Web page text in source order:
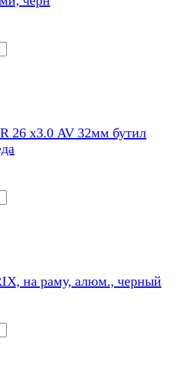
26 х3.0 AV 32мм бутил
на раму, алюм., черный